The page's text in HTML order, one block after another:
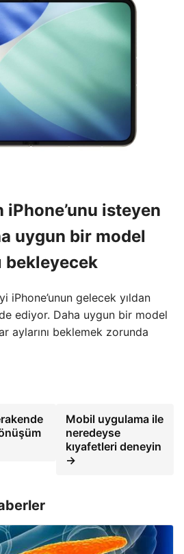
isteyen
uygun bir model
bekleyecek
iPhone’unun gelecek yıldan
ediyor. Daha uygun bir model
aylarını beklemek zorunda
Mobil uygulama ile
neredeyse
kıyafetleri deneyin
→